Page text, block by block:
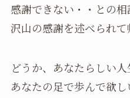
感謝できない・・との
沢山の感謝を述べられて
どうか、あなたらしい人
あなたの足で歩んで欲